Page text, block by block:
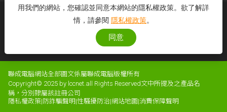
若想進一步了解，打通電話問最安心，
免付費專線歡迎來電！
客服專線：0800-580-581
周一至五 09:00~18:00
聯成電腦網站全部圖文係屬聯成電腦版權所有
Copyright© 2025 by lccnet.all Rights Reserved文中所提及之產品名
稱，分別隸屬該註冊公司
隱私權政策|防詐騙聲明|性騷擾防治|網站地圖 |消費保障聲明
用我們的網站，您確認並同意本網站的隱私權政策。欲了解詳
情，請參閱 隱私權政策。
同意